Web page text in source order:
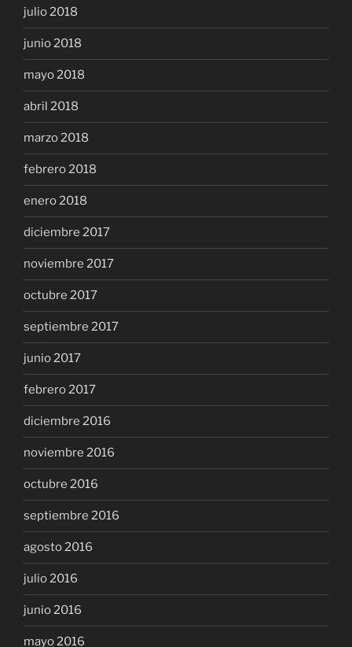
julio 2018
junio 2018
mayo 2018
abril 2018
marzo 2018
febrero 2018
enero 2018
diciembre 2017
noviembre 2017
octubre 2017
septiembre 2017
junio 2017
febrero 2017
diciembre 2016
noviembre 2016
octubre 2016
septiembre 2016
agosto 2016
julio 2016
junio 2016
mayo 2016